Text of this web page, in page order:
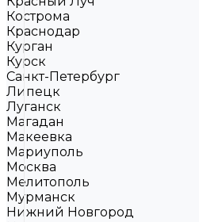
Кострома
Краснодар
Курган
Курск
Санкт-Петербург
Липецк
Луганск
Магадан
Макеевка
Мариуполь
Москва
Мелитополь
Мурманск
Нижний Новгород